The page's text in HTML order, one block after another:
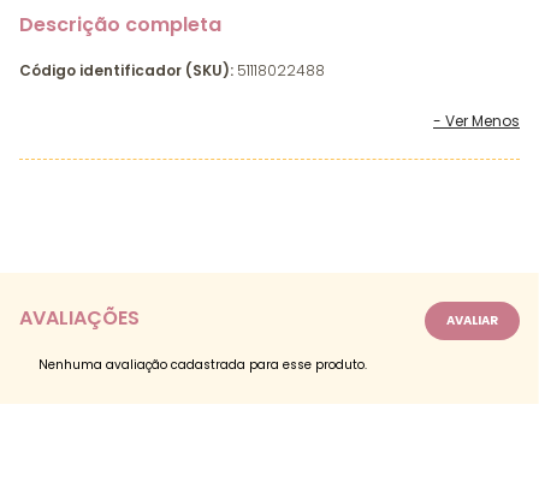
Descrição completa
Código identificador (SKU): 51118022488
AVALIAÇÕES
Nenhuma avaliação cadastrada para esse produto.